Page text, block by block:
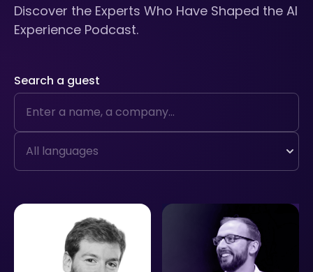
Discover the Experts Who Have Shaped the AI
Experience Podcast.
Search a guest